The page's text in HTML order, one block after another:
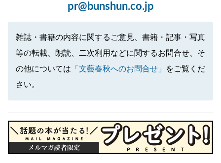
pr@bunshun.co.jp
雑誌・書籍の内容に関するご意見、書籍・記事・写真
等の転載、朗読、二次利用などに関するお問合せ、そ
の他については 「文藝春秋へのお問合せ」
をご覧くだ
さい。